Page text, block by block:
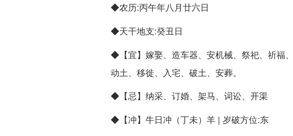
◆农历:丙午年八月廿六日
◆天干地支:癸丑日
◆ 【宜】 嫁娶、造车器、安机械、祭祀、祈福
动土、移徙、入宅、破土、安葬。
◆ 【忌】 纳采、订婚、架马、词讼、开渠
◆ 【冲】 牛日冲（丁未）羊 | 岁破方位:东